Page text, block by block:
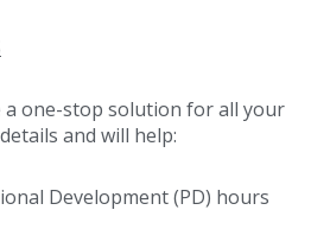
a one-stop solution for all your
and will help:
Development (PD) hours